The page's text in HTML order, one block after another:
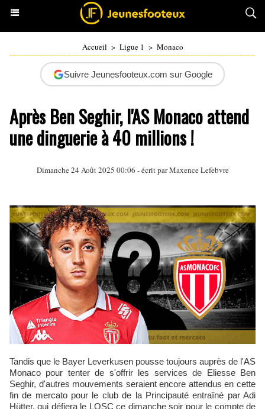
Accueil > Ligue 1 > Monaco
Suivre Jeunesfooteux.com sur Google
Après Ben Seghir, l'AS Monaco attend
une dinguerie à 40 millions !
Dimanche 24 Août 2025 00:06 - écrit par Maxence Lefebvre
Tandis que le Bayer Leverkusen pousse toujours auprès de l'AS
Monaco pour tenter de s'offrir les services de Eliesse Ben
Seghir, d'autres mouvements seraient encore attendus en cette
fin de mercato pour le club de la Principauté entraîné par Adi
Hütter, qui défiera le LOSC ce dimanche soir pour le compte de